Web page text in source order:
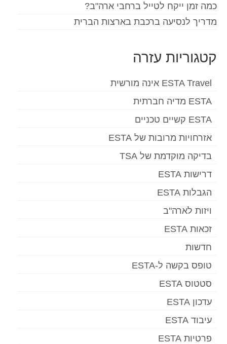
כמה זמן ייקח לטייל ברחבי ארה"ב?
מדריך לנסיעה ברכבת בארצות הברית
קטגוריות עזרה
ESTA Travel אינה מורשית
ESTA מדיה חברתית
ESTA קשיים טכניים
אזרחויות מרובות של ESTA
בדיקה מוקדמת של TSA
דרישות ESTA
הגבלות ESTA
ויזות לארה"ב
זכאות ESTA
חדשות
טופס בקשה ל-ESTA
סטטוס ESTA
עדכון ESTA
עיבוד ESTA
פרטיות ESTA